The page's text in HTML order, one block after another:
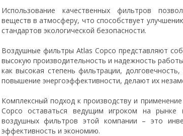
Использование качественных фильтров
веществ в атмосферу, что способствует
стандартов экологической безопасности.
Воздушные фильтры Atlas Copco представляют
высокую производительность и надежность
как высокая степень фильтрации,
повышение энергоэффективности, делают их
Комплексный подход к производству и
Copco оставаться ведущим игроком на рынке
воздушных фильтров этой компании – это
эффективность и экономию.